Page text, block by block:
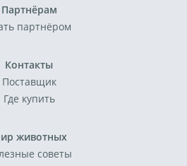
Партнёрам
партнёром
Контакты
Поставщик
Где купить
животных
советы